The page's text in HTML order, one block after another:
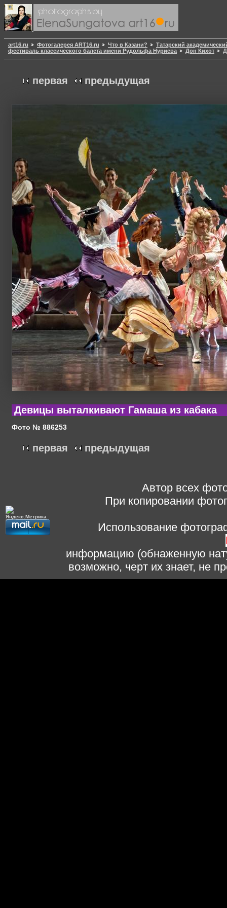
art16.ru Фотогалерея ART16.ru Что в Казани?
Татарский
фестиваль классического балета имени Рудольфа Нуриева
Дон Кихот
первая предыдущая
Девицы выталкивают Гамаша из кабака
Фото № 886253
первая предыдущая
Автор всех
При копировании
Использование
информацию (обнаженную
возможно, черт их знает, не